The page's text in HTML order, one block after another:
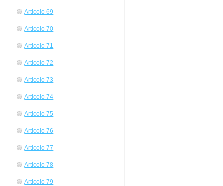
Articolo 69
Articolo 70
Articolo 71
Articolo 72
Articolo 73
Articolo 74
Articolo 75
Articolo 76
Articolo 77
Articolo 78
Articolo 79